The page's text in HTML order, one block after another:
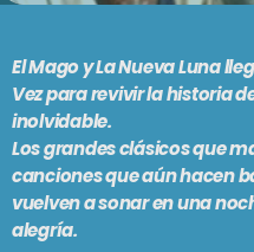
MÁLAGA
BARCELONA
MALLORCA
PODCASTS
TIENDA
El Mago y La Nueva Luna
Vezpara revivir la historia
inolvidable.
Los grandes clásicos que
canciones que aún hacen
vuelven a sonar en una
alegría.